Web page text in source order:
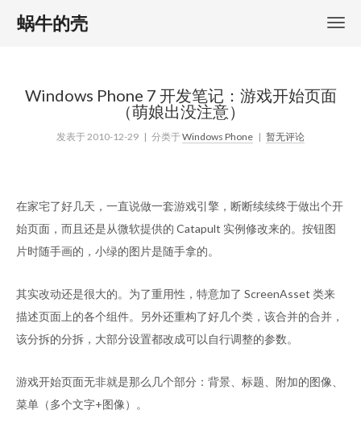
蜗牛的壳
Windows Phone 7 开发笔记：游戏开始页面
（萌娘出没注意）
发表于2010-12-29 | 分类于Windows Phone | 暂无评论
在家宅了好几天，一直说做一套游戏引擎，断断续续终于做出个开
始页面，而且还是从微软提供的 Catapult 实例修改来的。按钮图
片时随手画的，小绿的图片是随手拿的。
其实改动还是很大的。为了重用性，特意加了 ScreenAsset 类来
描述页面上的各个组件。另外还重构了好几个类，该合并的合并，
该分拆的分拆，大部分设置都改成可以自行调整的参数。
游戏开始页面无非就是那么几个部分：背景、标题、附加的图像、
菜单（多个文字+图像）。